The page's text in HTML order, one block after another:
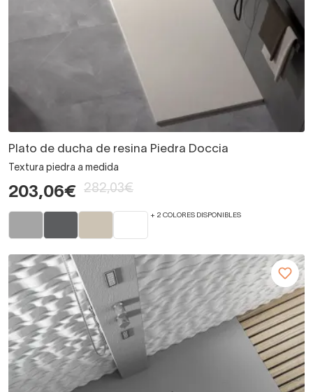
Plato de ducha de resina Piedra Doccia
Textura piedra a medida
203,06€ 282,03€
+ 2 COLORES DISPONIBLES